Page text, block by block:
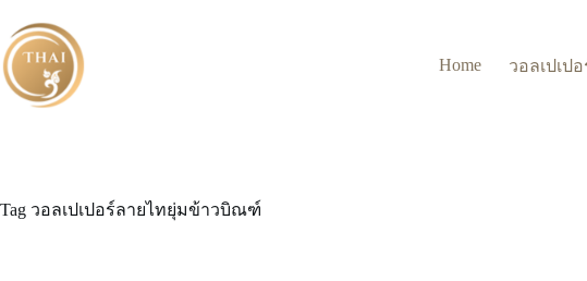
content
Home
วอลเปเป
Tag วอลเปเปอร์ลายไทยุ่มข้าวบิณฑ์